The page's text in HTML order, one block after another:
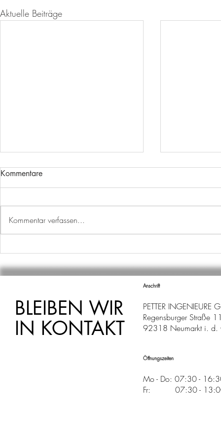
Aktuelle Beiträge
ABSCHIED
PLANE
Kommentare
Kommentar verfassen...
BLEIBEN WIR
IN KONTAKT
Anschrift
PETTER INGENIEURE
Regensburger Straße
92318 Neumarkt i. d.
Öffnungszeiten
Mo - Do: 07:30 -
Fr: 07:30 -